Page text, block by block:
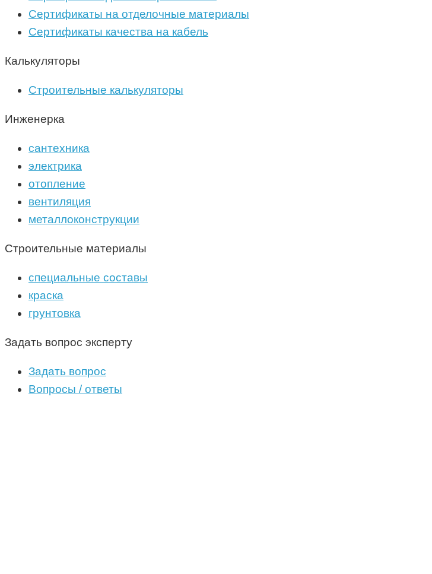
Сертификаты на отделочные материалы
Сертификаты качества на кабель
Калькуляторы
Строительные калькуляторы
Инженерка
сантехника
электрика
отопление
вентиляция
металлоконструкции
Строительные материалы
специальные составы
краска
грунтовка
Задать вопрос эксперту
Задать вопрос
Вопросы / ответы